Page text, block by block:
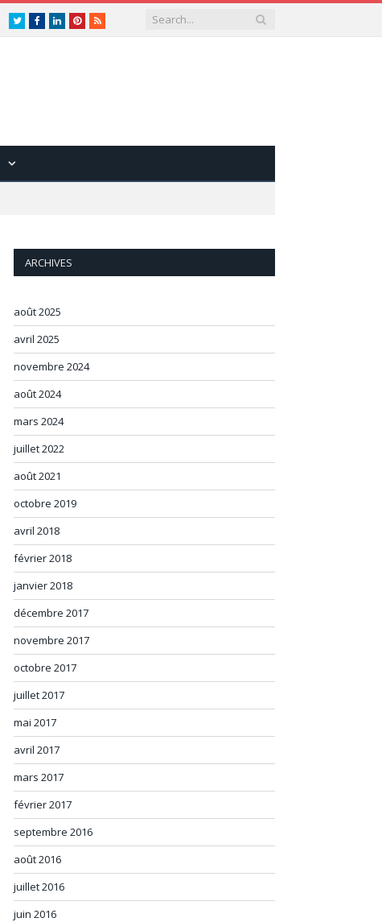
TwitterFacebookLinkedInPinterest
RSS
ARCHIVES
août 2025
avril 2025
novembre 2024
août 2024
mars 2024
juillet 2022
août 2021
octobre 2019
avril 2018
février 2018
janvier 2018
décembre 2017
novembre 2017
octobre 2017
juillet 2017
mai 2017
avril 2017
mars 2017
février 2017
septembre 2016
août 2016
juillet 2016
juin 2016